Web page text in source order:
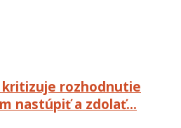
kritizuje rozhodnutie
nastúpiť a zdolať…